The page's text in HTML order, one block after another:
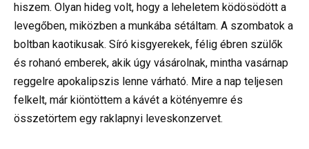
hiszem. Olyan hideg volt, hogy a leheletem ködösödött a
levegőben, miközben a munkába sétáltam. A szombatok a
boltban kaotikusak. Síró kisgyerekek, félig ébren szülők
és rohanó emberek, akik úgy vásárolnak, mintha vasárnap
reggelre apokalipszis lenne várható. Mire a nap teljesen
felkelt, már kiöntöttem a kávét a kötényemre és
összetörtem egy raklapnyi leveskonzervet.